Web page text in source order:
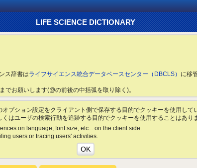
LIFE SCIENCE DICTIONARY
ス辞書はライフサイエンス統合データベースセンター（DBCLS） に移
お願いします(@の前後の中括弧を取り除く)。
プション設定をクライアント側で保存する目的でクッキーを使用して
はユーザの検索行動を追跡する目的でクッキーを使用することはあり
on language, font size, etc... on the client side.
users or tracing users' activities.